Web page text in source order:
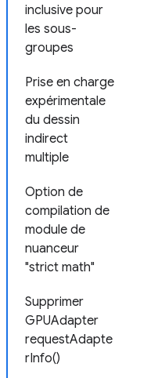
inclusive pour
les sous-
groupes
Prise en charge
expérimentale
du dessin
indirect
multiple
Option de
compilation de
module de
nuanceur
"strict math"
Supprimer
GPUAdapter
requestAdapte
rInfo()